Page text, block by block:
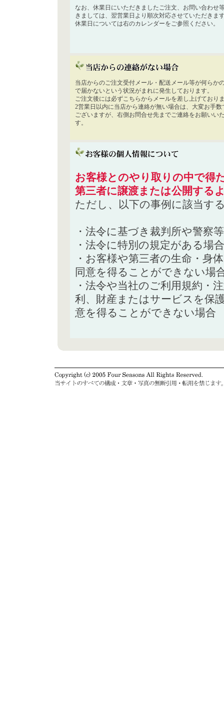
なお、休業日にいただきましたご注文、お問い合わせ
きましては、翌営業日より順次対応させていただきま
休業日については右のカレンダーをご参照ください。
当店からのご注文受付メール・配送メール等が何らか
で届かないという状況がまれに発生しております。
ご注文後には必ずこちらからメールを差し上げており
2営業日以内に当店から連絡が無い場合は、大変お手数
ございますが、右側お問合せ先までご連絡をお願いい
す。
お客様とのやり取りの中で得
第三者に譲渡または公開する
ただし、以下の事例に該当す
・法令に基づき裁判所や警察
・法令に特別の規定がある場合
・お客様や第三者の生命・身
同意を得ることができない場
・法令や当社のご利用規約・
利、財産またはサービスを保
意を得ることができない場合